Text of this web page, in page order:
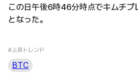
この日午後6時46分時点でキムチ
となった。
#上昇トレンド
BTC